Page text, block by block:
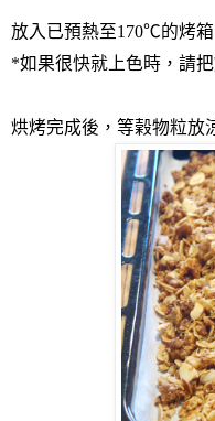
放入已預熱至170℃的烤箱
*如果很快就上色時，請
烘烤完成後，等榖物粒放